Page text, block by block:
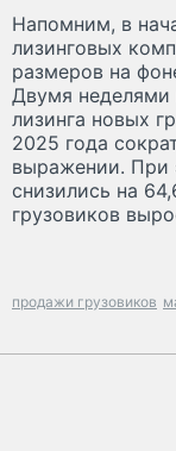
Напомним, в
лизинговых
размеров на
Двумя неделями
лизинга новых
2025 года
выражении. При
снизились на
грузовиков
продажи грузовиков